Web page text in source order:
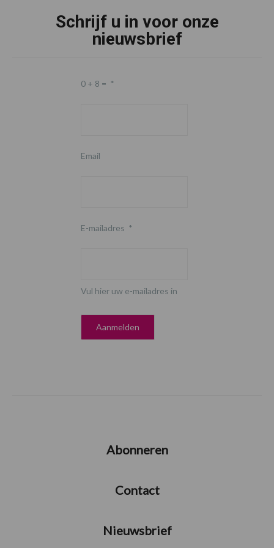
Schrijf u in voor onze
nieuwsbrief
0 + 8 = *
Email
E-mailadres *
Vul hier uw e-mailadres in
Abonneren
Contact
Nieuwsbrief